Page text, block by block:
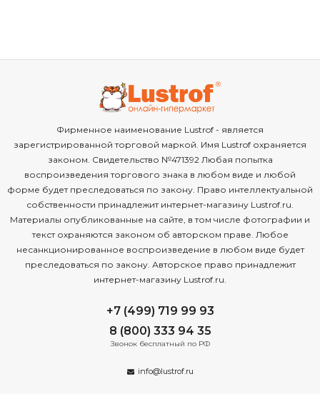
Фирменное наименование Lustrof - является
зарегистрированной торговой маркой. Имя Lustrof охраняется
законом. Свидетельство №471392 Любая попытка
воспроизведения торгового знака в любом виде и любой
форме будет преследоваться по закону. Право интеллектуальной
собственности принадлежит интернет-магазину Lustrof.ru.
Материалы опубликованные на сайте, в том числе фотографии и
текст охраняются законом об авторском праве. Любое
несанкционированное воспроизведение в любом виде будет
преследоваться по закону. Авторское право принадлежит
интернет-магазину Lustrof.ru.
+7 (499) 719 99 93
8 (800) 333 94 35
Звонок бесплатный по РФ
info@lustrof.ru